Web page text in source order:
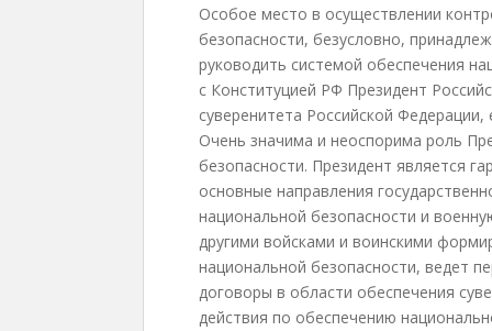
Особое место в осуществлении
безопасности, безусловно,
руководить системой обеспечения
с Конституцией РФ Президент
суверенитета Российской
Очень значима и неоспорима роль
безопасности. Президент является
основные направления
национальной безопасности и
другими войсками и воинскими
национальной безопасности, ведет
договоры в области обеспечения
действия по обеспечению